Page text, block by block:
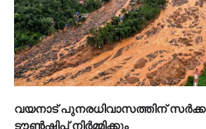
വയനാട് പുനരധിവാസത്തിന്
ടൗണ്‍ഷിപ്പ് നിര്‍മ്മിക്കും